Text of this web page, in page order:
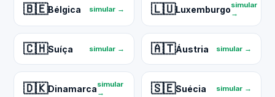
🇧🇪Bélgica simular → 🇱🇺Luxemburgosimular
→
🇨🇭Suíça simular → 🇦🇹Áustria simular →
🇩🇰Dinamarcasimular
→
🇸🇪Suécia simular →